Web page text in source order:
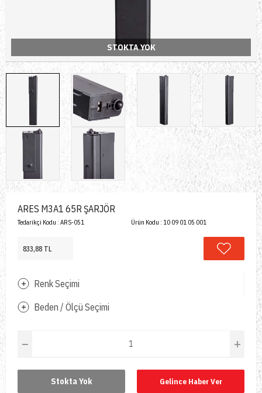
STOKTA YOK
ARES M3A1 65R ŞARJÖR
Tedarikçi Kodu : ARS-051 Ürün Kodu : 10 09 01 05 001
833,88 TL
Renk Seçimi
Beden / Ölçü Seçimi
Stokta Yok Gelince Haber Ver